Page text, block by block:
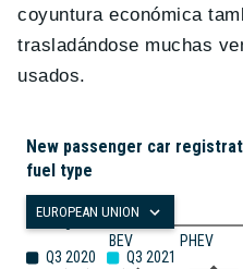
coyuntura económica
trasladándose muchas
usados.